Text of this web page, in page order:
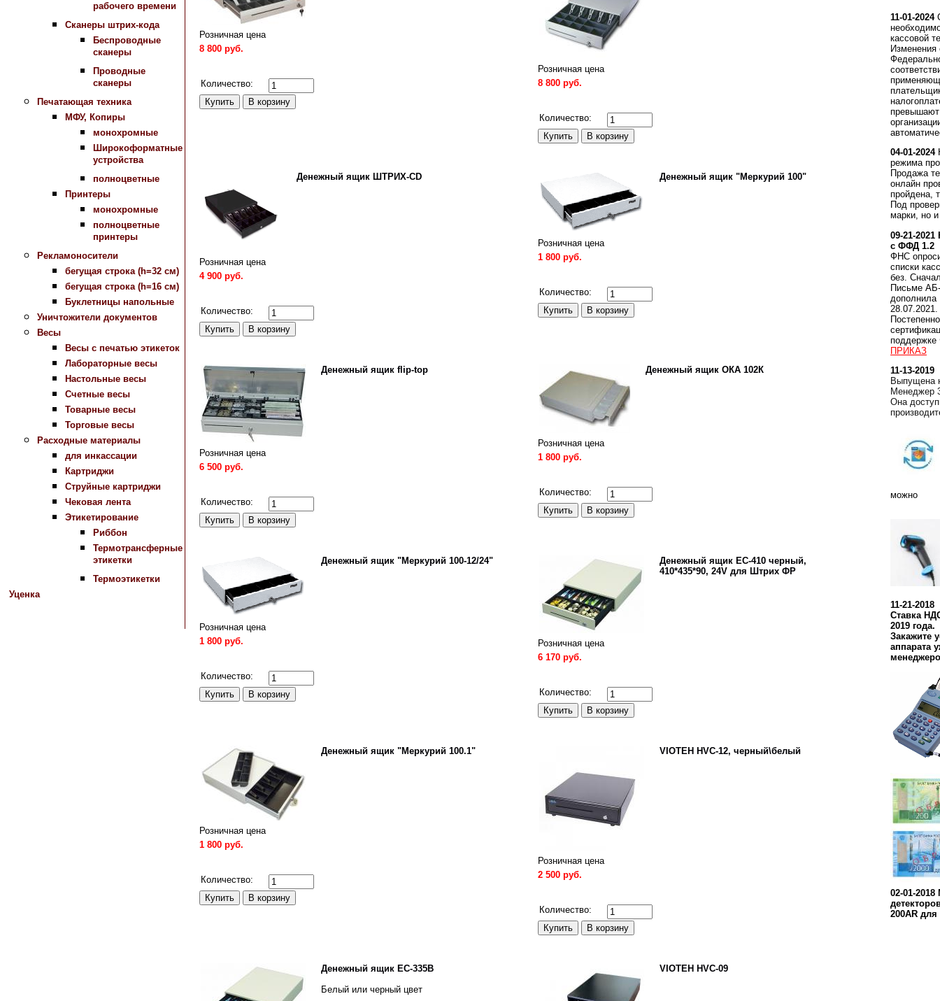
рабочего времени
Сканеры штрих-кода
Беспроводные
сканеры
Проводные
сканеры
Печатающая техника
МФУ, Копиры
монохромные
Широкоформатные
устройства
полноцветные
Принтеры
монохромные
полноцветные
принтеры
Рекламоносители
бегущая строка (h=32 см)
бегущая строка (h=16 см)
Буклетницы напольные
Уничтожители документов
Весы
Весы с печатью этикеток
Лабораторные весы
Настольные весы
Счетные весы
Товарные весы
Торговые весы
Расходные материалы
для инкассации
Картриджи
Струйные картриджи
Чековая лента
Этикетирование
Риббон
Термотрансферные
этикетки
Термоэтикетки
Уценка
Розничная цена
8 800 руб.
Количество:
Розничная цена
8 800 руб.
Количество:
Денежный ящик ШТРИХ-CD
Розничная цена
4 900 руб.
Количество:
Денежный ящик "Меркурий 100"
Розничная цена
1 800 руб.
Количество:
Денежный ящик flip-top
Розничная цена
6 500 руб.
Количество:
Денежный ящик ОКА 102К
Розничная цена
1 800 руб.
Количество:
Денежный ящик "Меркурий 100-12/24"
Розничная цена
1 800 руб.
Количество:
Денежный ящик EC-410 черный,
410*435*90, 24V для Штрих ФР
Розничная цена
6 170 руб.
Количество:
Денежный ящик "Меркурий 100.1"
Розничная цена
1 800 руб.
Количество:
VIOTEH HVC-12, черный\белый
Розничная цена
2 500 руб.
Количество:
Денежный ящик EC-335В
Белый или черный цвет
VIOTEH HVC-09
11-01-2024
кассовой
Изменения
превышают
04-01-2024
режима
Продажа
онлайн
пройдена,
Под
марки, но и
09-21-2021
с ФФД 1.2
ФНС
списки
без.
Письме АБ-
28.07.2021.
поддержке
ПРИКАЗ
11-13-2019
Выпущена
Менеджер
Она
можно
11-21-2018
Ставка
2019 года.
Закажите
аппарата
02-01-2018
200AR